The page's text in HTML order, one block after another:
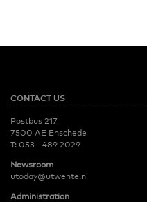
CONTACT US
Postbus 217
7500 AE Enschede
T: 053 - 489 2029
Newsroom
utoday@utwente.nl
Administration